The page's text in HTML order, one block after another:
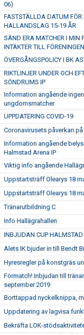
06)
FASTSTÄLLDA DATUM
HALLANDSLAG 15-19 ÅR
SÄND ERA MATCHER I MIN
INTÄKTER TILL FÖRENINGEN
ÖVERGÅNGSPOLICY I BK
RIKTLINJER UNDER OCH
SÖNDRUMS IP
Information angående
ungdomsmatcher
UPPDATERING COVID-19
Coronavirusets påverkan
Information angående
Halmstad Arena IP
Viktig info angående
Uppstartsträff Olearys 18
Uppstartsträff Olearys 18
Tränarutbildning C
Info Hallägrahallen
INBJUDAN CUP
Alets IK bjuder in till Bendt
Hyresregler på konstgräs
Förmatch! Inbjudan till
september 2019
Borttappad nyckelknippa,
Uppdatering av lagvisa
Bekräfta LOK-